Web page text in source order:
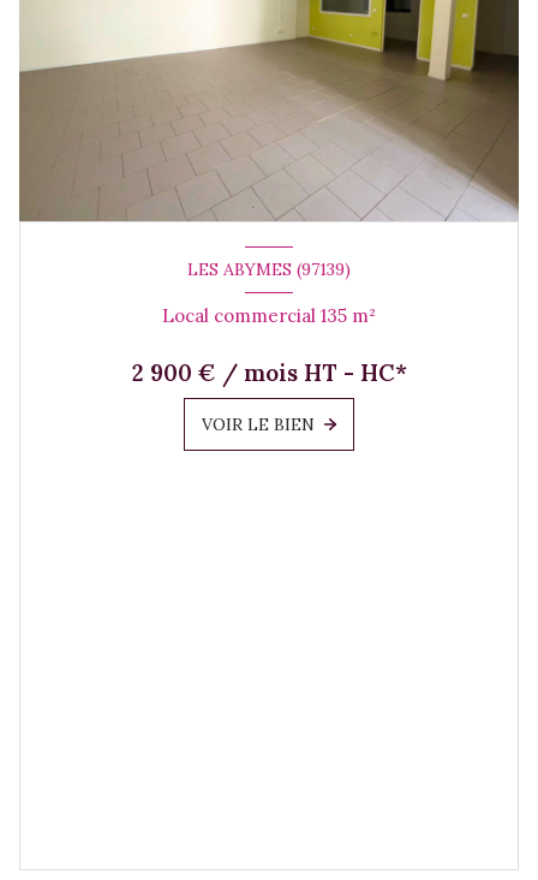
LES ABYMES (97139)
Local commercial 135 m²
2 900 € / mois HT - HC*
VOIR LE BIEN